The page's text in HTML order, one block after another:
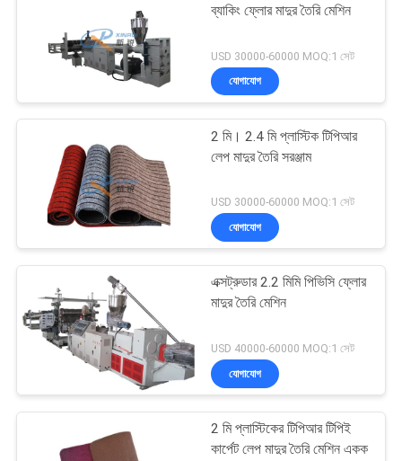
মেঝে মাদুর তৈরি মেশিন
11
কার মাদুর তৈরি মেশিন
23
ব্যাকিং ফ্লোর মাদুর তৈরি মেশিন
USD 30000-60000 MOQ:1 সেট
যোগাযোগ
2 মি। 2.4 মি প্লাস্টিক টিপিআর
লেপ মাদুর তৈরি সরঞ্জাম
USD 30000-60000 MOQ:1 সেট
যোগাযোগ
এক্সট্রুডার 2.2 মিমি পিভিসি ফ্লোর
মাদুর তৈরি মেশিন
USD 40000-60000 MOQ:1 সেট
যোগাযোগ
2 মি প্লাস্টিকের টিপিআর টিপিই
কার্পেট লেপ মাদুর তৈরি মেশিন একক